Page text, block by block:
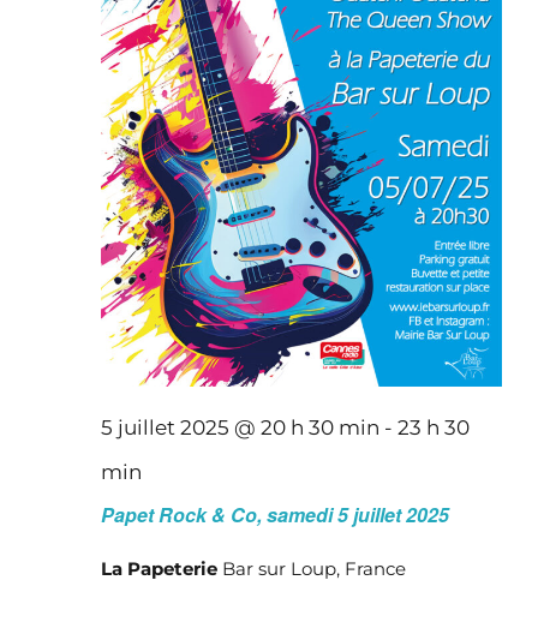
5 juillet 2025 @ 20 h 30 min - 23 h 30
min
Papet Rock & Co, samedi 5 juillet 2025
La Papeterie Bar sur Loup, France